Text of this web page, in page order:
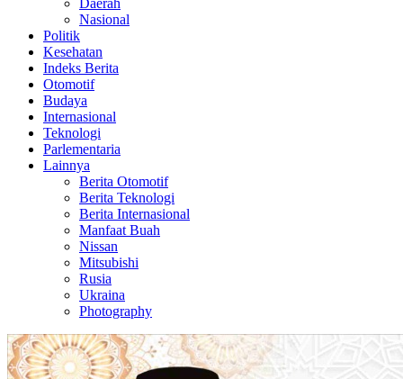
Daerah
Nasional
Politik
Kesehatan
Indeks Berita
Otomotif
Budaya
Internasional
Teknologi
Parlementaria
Lainnya
Berita Otomotif
Berita Teknologi
Berita Internasional
Manfaat Buah
Nissan
Mitsubishi
Rusia
Ukraina
Photography